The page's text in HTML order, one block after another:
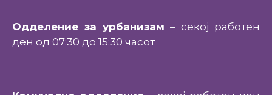
Одделение за урбанизам – секој работен
ден од 07:30 до 15:30 часот